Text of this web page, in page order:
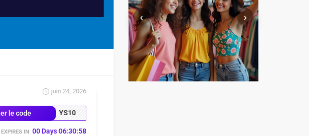
‹ ›
juin 24, 2026
le code YS10
EXPIRES IN 00 Days 06:30:57